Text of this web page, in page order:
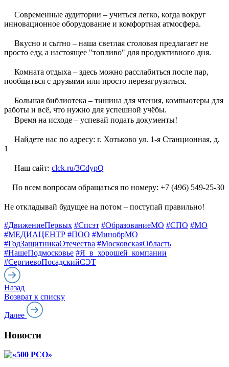
Современные аудитории – учиться легко, когда вокруг
инновационное оборудование и комфортная атмосфера.
Вкусно и сытно – наша светлая столовая предлагает не
просто еду, а настоящее "топливо" для продуктивного дня.
Комната отдыха – здесь можно расслабиться после пар,
пообщаться с друзьями или просто перезагрузиться.
Большая библиотека – тишина для чтения, компьютеры для
работы и всё, что нужно для успешной учёбы.
Время на исходе – успевай подать документы!
Найдете нас по адресу: г. Хотьково ул. 1-я Станционная, д.
1
Наш сайт: clck.ru/3CdypQ
По всем вопросам обращаться по номеру: +7 (496) 549-25-30
Не откладывай будущее на потом – поступай правильно!
#ДвижениеПервых #Спсэт #ОбразованиеМО #СПО #МО
#МЕДИАЦЕНТР #ПОО #МинобрМО
#ГодЗащитникаОтечества #МосковскаяОбласть
#НашеПодмосковье #Я_в_хорошей_компании
#СергиевоПосадскийСЭТ
Назад
Возврат к списку
Далее
Новости
«500 РСО»